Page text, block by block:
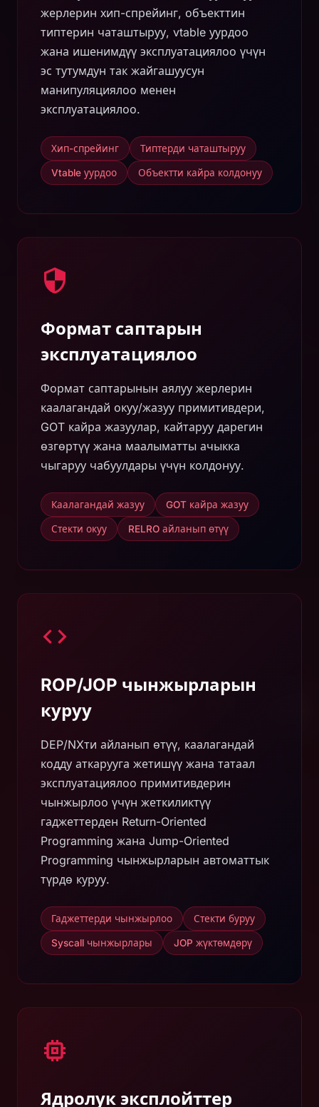
жерлерин хип-спрейинг, объекттин
типтерин чаташтыруу, vtable уурдоо
жана ишенимдүү эксплуатациялоо үчүн
эс тутумдун так жайгашуусун
манипуляциялоо менен
эксплуатациялоо.
Хип-спрейинг Типтерди чаташтыруу
Vtable уурдоо Объектти кайра колдонуу
Формат саптарын
эксплуатациялоо
Формат саптарынын аялуу жерлерин
каалагандай окуу/жазуу примитивдери,
GOT кайра жазуулар, кайтаруу дарегин
өзгөртүү жана маалыматты ачыкка
чыгаруу чабуулдары үчүн колдонуу.
Каалагандай жазуу GOT кайра жазуу
Стекти окуу RELRO айланып өтүү
ROP/JOP чынжырларын
куруу
DEP/NXти айланып өтүү, каалагандай
кодду аткарууга жетишүү жана татаал
эксплуатациялоо примитивдерин
чынжырлоо үчүн жеткиликтүү
гаджеттерден Return-Oriented
Programming жана Jump-Oriented
Programming чынжырларын автоматтык
түрдө куруу.
Гаджеттерди чынжырлоо Стекти буруу
Syscall чынжырлары JOP жүктөмдөрү
Ядролук эксплойттер